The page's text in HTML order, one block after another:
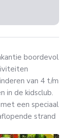
boordevol
van 4 t/m
in de kidsclub.
een speciaal
strand